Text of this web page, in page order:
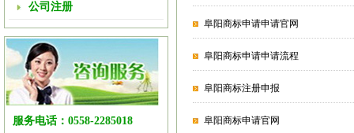
公司注册
服务电话：0558-2285018
阜阳商标申请申请官网
阜阳商标申请申请流程
阜阳商标注册申报
阜阳商标申请官网